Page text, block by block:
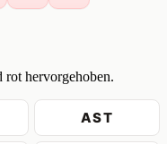
hervorgehoben.
AST